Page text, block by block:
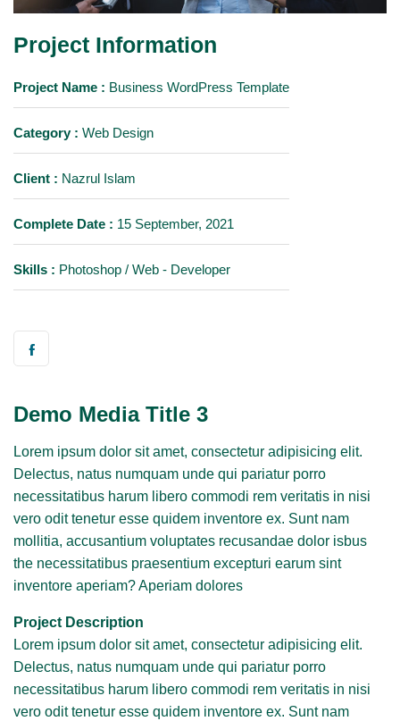
Project Information
Project Name : Business WordPress Template
Category : Web Design
Client : Nazrul Islam
Complete Date : 15 September, 2021
Skills : Photoshop / Web - Developer
Demo Media Title 3
Lorem ipsum dolor sit amet, consectetur adipisicing elit.
Delectus, natus numquam unde qui pariatur porro
necessitatibus harum libero commodi rem veritatis in nisi
vero odit tenetur esse quidem inventore ex. Sunt nam
mollitia, accusantium voluptates recusandae dolor isbus
the necessitatibus praesentium excepturi earum sint
inventore aperiam? Aperiam dolores
Project Description
Lorem ipsum dolor sit amet, consectetur adipisicing elit.
Delectus, natus numquam unde qui pariatur porro
necessitatibus harum libero commodi rem veritatis in nisi
vero odit tenetur esse quidem inventore ex. Sunt nam